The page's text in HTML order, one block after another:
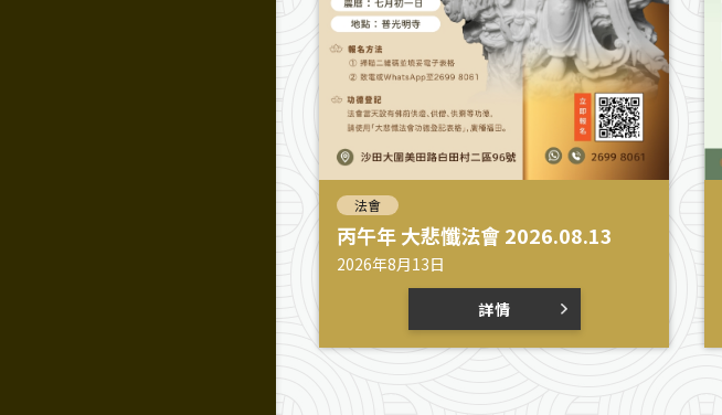
法會
丙午年 大悲懺法會 2026.08.13
2026年8月13日
詳情